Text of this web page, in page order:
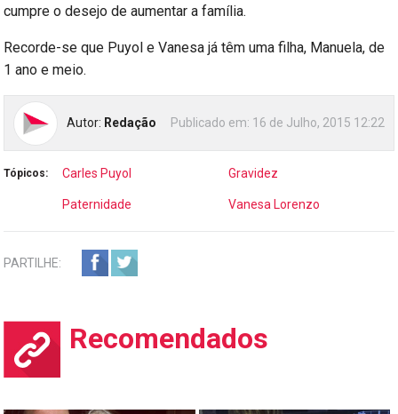
cumpre o desejo de aumentar a família.
Recorde-se que Puyol e Vanesa já têm uma filha, Manuela, de
1 ano e meio.
Autor: Redação Publicado em: 16 de Julho, 2015 12:22
Tópicos: Carles Puyol Gravidez
Paternidade Vanesa Lorenzo
PARTILHE:
Recomendados